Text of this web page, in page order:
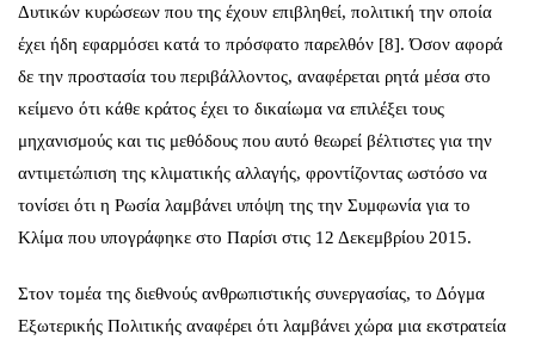
Δυτικών κυρώσεων που της έχουν επιβληθεί, πολιτική την οποία
έχει ήδη εφαρμόσει κατά το πρόσφατο παρελθόν [8]. Όσον αφορά
δε την προστασία του περιβάλλοντος, αναφέρεται ρητά μέσα στο
κείμενο ότι κάθε κράτος έχει το δικαίωμα να επιλέξει τους
μηχανισμούς και τις μεθόδους που αυτό θεωρεί βέλτιστες για την
αντιμετώπιση της κλιματικής αλλαγής, φροντίζοντας ωστόσο να
τονίσει ότι η Ρωσία λαμβάνει υπόψη της την Συμφωνία για το
Κλίμα που υπογράφηκε στο Παρίσι στις 12 Δεκεμβρίου 2015.
Στον τομέα της διεθνούς ανθρωπιστικής συνεργασίας, το Δόγμα
Εξωτερικής Πολιτικής αναφέρει ότι λαμβάνει χώρα μια εκστρατεία